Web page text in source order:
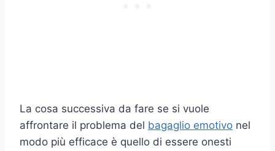
La cosa successiva da fare se si vuole
affrontare il problema del bagaglio emotivo nel
modo più efficace è quello di essere onesti